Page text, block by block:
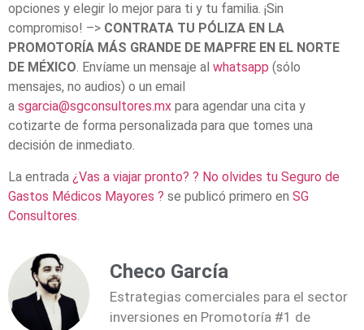
opciones y elegir lo mejor para ti y tu familia. ¡Sin
compromiso! –> CONTRATA TU PÓLIZA EN LA
PROMOTORÍA MÁS GRANDE DE MAPFRE EN EL NORTE
DE MÉXICO. Envíame un mensaje al whatsapp (sólo
mensajes, no audios) o un email
a sgarcia@sgconsultores.mx para agendar una cita y
cotizarte de forma personalizada para que tomes una
decisión de inmediato.
La entrada ¿Vas a viajar pronto? ? No olvides tu Seguro de
Gastos Médicos Mayores ? se publicó primero en SG
Consultores.
Checo García
Estrategias comerciales para el sector
inversiones en Promotoría #1 de